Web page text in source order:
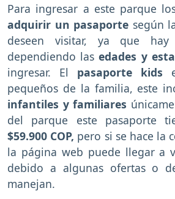
Para ingresar a este parque
adquirir un pasaporte según
deseen visitar, ya que hay
dependiendo las edades y
ingresar. El pasaporte kids
pequeños de la familia, este
infantiles y familiares
del parque este pasaporte
$59.900 COP, pero si se hace la
la página web puede llegar a
debido a algunas ofertas o
manejan.